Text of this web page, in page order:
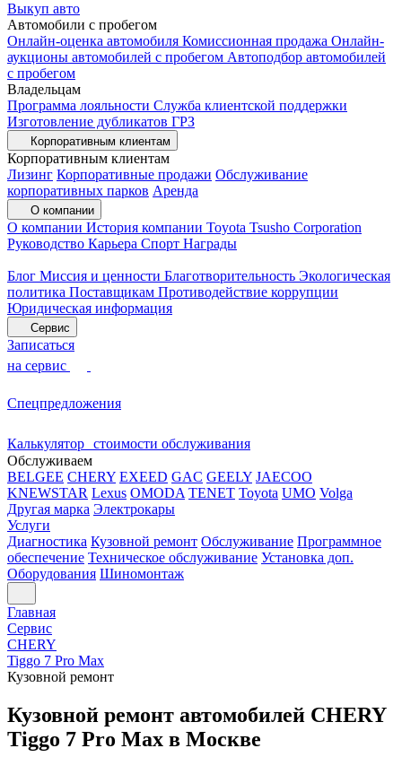
Выкуп авто
Автомобили с пробегом
Онлайн-оценка автомобиля Комиссионная продажа Онлайн-
аукционы автомобилей с пробегом Автоподбор автомобилей
с пробегом
Владельцам
Программа лояльности Служба клиентской поддержки
Изготовление дубликатов ГРЗ
Корпоративным клиентам
Корпоративным клиентам
Лизинг Корпоративные продажи Обслуживание
корпоративных парков Аренда
О компании
О компании История компании Toyota Tsusho Corporation
Руководство Карьера Спорт Награды
Блог Миссия и ценности Благотворительность Экологическая
политика Поставщикам Противодействие коррупции
Юридическая информация
Сервис
Записаться
на сервис
Спецпредложения
Калькулятор стоимости обслуживания
Обслуживаем
BELGEE CHERY EXEED GAC GEELY JAECOO
KNEWSTAR Lexus OMODA TENET Toyota UMO Volga
Другая марка Электрокары
Услуги
Диагностика Кузовной ремонт Обслуживание Программное
обеспечение Техническое обслуживание Установка доп.
Оборудования Шиномонтаж
Главная
Сервис
CHERY
Tiggo 7 Pro Max
Кузовной ремонт
Кузовной ремонт автомобилей CHERY
Tiggo 7 Pro Max в Москве